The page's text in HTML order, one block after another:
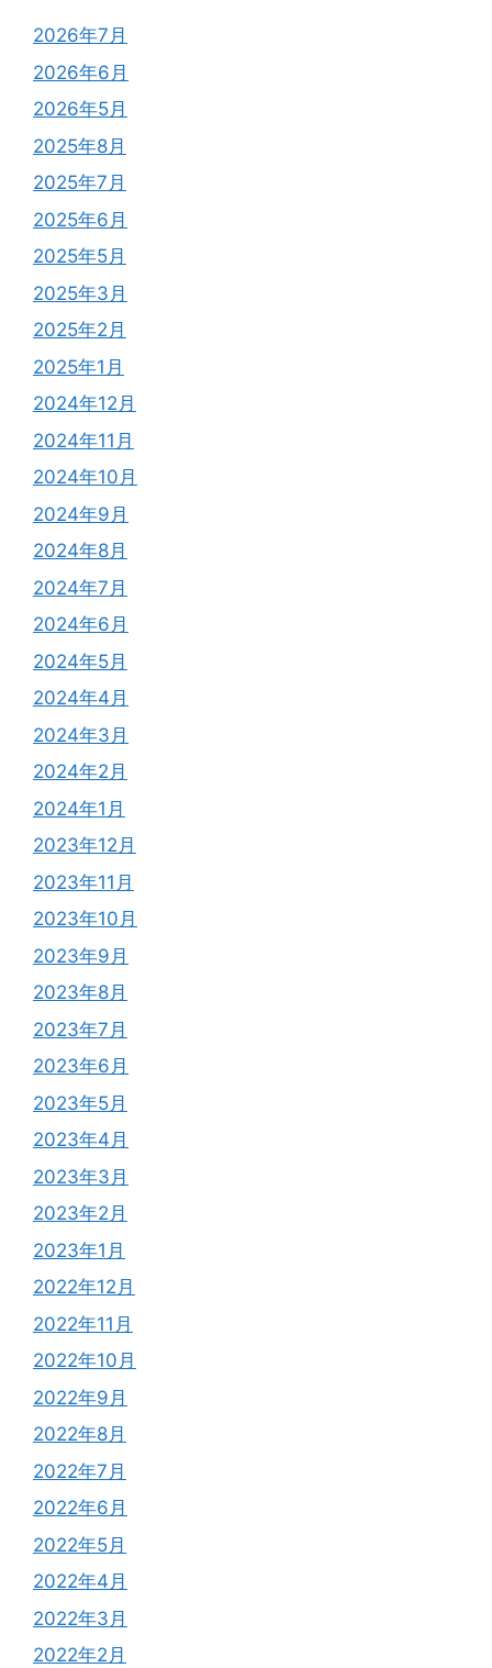
2026年7月
2026年6月
2026年5月
2025年8月
2025年7月
2025年6月
2025年5月
2025年3月
2025年2月
2025年1月
2024年12月
2024年11月
2024年10月
2024年9月
2024年8月
2024年7月
2024年6月
2024年5月
2024年4月
2024年3月
2024年2月
2024年1月
2023年12月
2023年11月
2023年10月
2023年9月
2023年8月
2023年7月
2023年6月
2023年5月
2023年4月
2023年3月
2023年2月
2023年1月
2022年12月
2022年11月
2022年10月
2022年9月
2022年8月
2022年7月
2022年6月
2022年5月
2022年4月
2022年3月
2022年2月